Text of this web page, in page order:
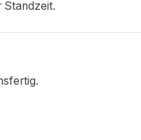
Standzeit.